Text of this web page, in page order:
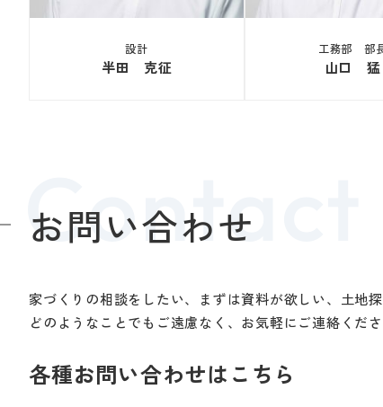
設計
半田 克征
工務部 部
山口 猛
お問い合わせ
家づくりの相談をしたい、まずは資料が欲しい、土地
どのようなことでもご遠慮なく、お気軽にご連絡くださ
各種お問い合わせはこちら